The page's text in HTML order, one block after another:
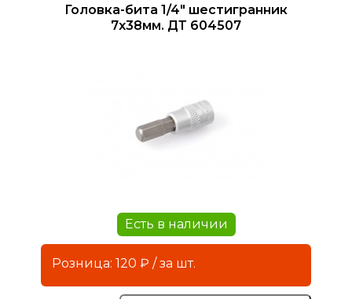
Головка-бита 1/4" шестигранник
7х38мм. ДТ 604507
Есть в наличии
Розница: 120 ₽ / за шт.